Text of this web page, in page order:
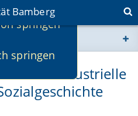
springen
springen
Bamberg
für vorindustrielle